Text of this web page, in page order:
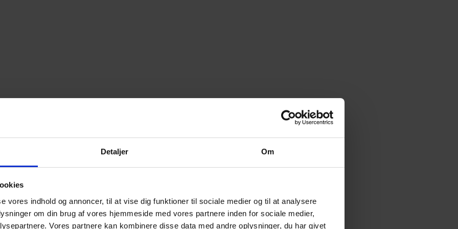
Detaljer Om
vores indhold og annoncer, til at vise dig funktioner til sociale medier og til at analysere
om din brug af vores hjemmeside med vores partnere inden for sociale medier,
Vores partnere kan kombinere disse data med andre oplysninger, du har givet